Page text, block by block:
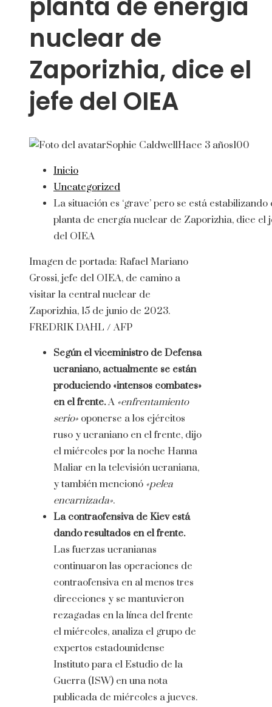
nuclear de
Zaporizhia, dice el
jefe del OIEA
Sophie CaldwellHace 3 años100
Inicio
Uncategorized
La situación es ‘grave’ pero se está estabilizando
planta de energía nuclear de Zaporizhia, dice el
del OIEA
Imagen de portada: Rafael Mariano
Grossi, jefe del OIEA, de camino a
visitar la central nuclear de
Zaporizhia, 15 de junio de 2023.
FREDRIK DAHL / AFP
Según el viceministro de Defensa
ucraniano, actualmente se están
produciendo «intensos combates»
en el frente.A «enfrentamiento
serio» oponerse a los ejércitos
ruso y ucraniano en el frente, dijo
el miércoles por la noche Hanna
Maliar en la televisión ucraniana,
y también mencionó «pelea
encarnizada».
La contraofensiva de Kiev está
dando resultados en el frente.
Las fuerzas ucranianas
continuaron las operaciones de
contraofensiva en al menos tres
direcciones y se mantuvieron
rezagadas en la línea del frente
el miércoles, analiza el grupo de
expertos estadounidense
Instituto para el Estudio de la
Guerra (ISW) en una nota
publicada de miércoles a jueves.